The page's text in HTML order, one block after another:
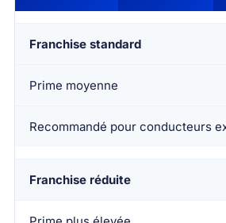
Franchise standard
Prime moyenne
Recommandé pour conducteurs
Franchise réduite